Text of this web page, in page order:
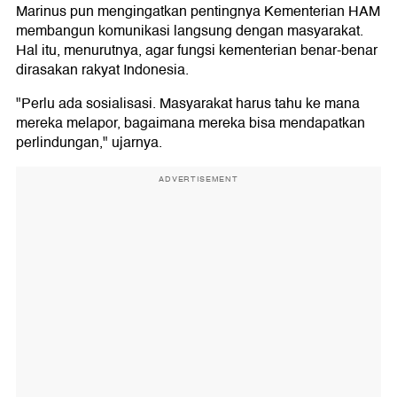
Marinus pun mengingatkan pentingnya Kementerian HAM
membangun komunikasi langsung dengan masyarakat.
Hal itu, menurutnya, agar fungsi kementerian benar-benar
dirasakan rakyat Indonesia.
"Perlu ada sosialisasi. Masyarakat harus tahu ke mana
mereka melapor, bagaimana mereka bisa mendapatkan
perlindungan," ujarnya.
ADVERTISEMENT